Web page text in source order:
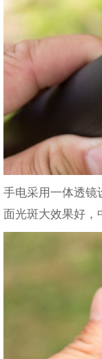
手电采用一体透镜
面光斑大效果好，